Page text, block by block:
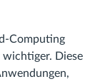
Computing
Diese